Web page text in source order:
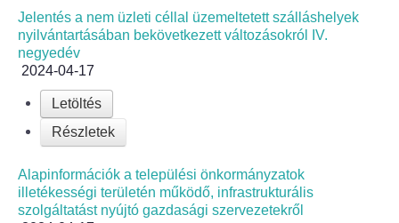
Jelentés a nem üzleti céllal üzemeltetett szálláshelyek
nyilvántartásában bekövetkezett változásokról IV.
negyedév
2024-04-17
Letöltés
Részletek
Alapinformációk a települési önkormányzatok
illetékességi területén működő, infrastrukturális
szolgáltatást nyújtó gazdasági szervezetekről